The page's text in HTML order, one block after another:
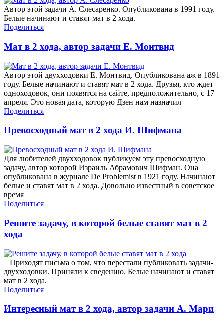
Автор этой задачи А. Слесаренко. Опубликована в 1991 году.
Белые начинают и ставят мат в 2 хода.
Поделиться
Мат в 2 хода, автор задачи Е. Монтвид
Автор этой двухходовки Е. Монтвид. Опубликована аж в 1891
году. Белые начинают и ставят мат в 2 хода. Друзья, кто ждет
одноходовок, они появятся на сайте, предположительно, с 17
апреля. Это новая дата, которую Дзен нам назначил
Поделиться
Превосходный мат в 2 хода И. Шифмана
Для любителей двухходовок публикуем эту превосходную
задачу, автор которой Израиль Абрамович Шифман. Она
опубликована в журнале De Problemist в 1921 году. Начинают
белые и ставят мат в 2 хода. Довольно известный в советское
время
Поделиться
Решите задачу, в которой белые ставят мат в 2
хода
Приходят письма о том, что перестали публиковать задачи-
двухходовки. Приняли к сведению. Белые начинают и ставят
мат в 2 хода.
Поделиться
Интересный мат в 2 хода, автор задачи А. Мари